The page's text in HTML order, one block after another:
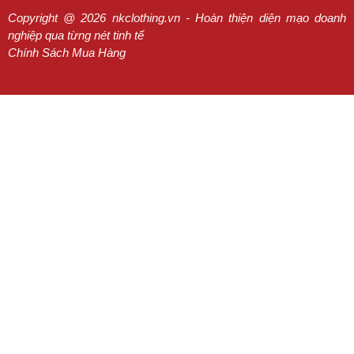
Copyright @ 2026 nkclothing.vn - Hoàn thiện diện mạo doanh
nghiệp qua từng nét tinh tế
Chính Sách Mua Hàng